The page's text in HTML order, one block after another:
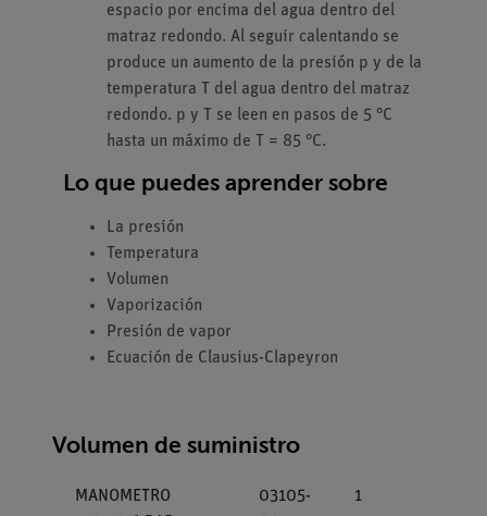
espacio por encima del agua dentro del
matraz redondo. Al seguir calentando se
produce un aumento de la presión p y de la
temperatura T del agua dentro del matraz
redondo. p y T se leen en pasos de 5 °C
hasta un máximo de T = 85 °C.
Lo que puedes aprender sobre
La presión
Temperatura
Volumen
Vaporización
Presión de vapor
Ecuación de Clausius-Clapeyron
Volumen de suministro
MANOMETRO
03105-
1